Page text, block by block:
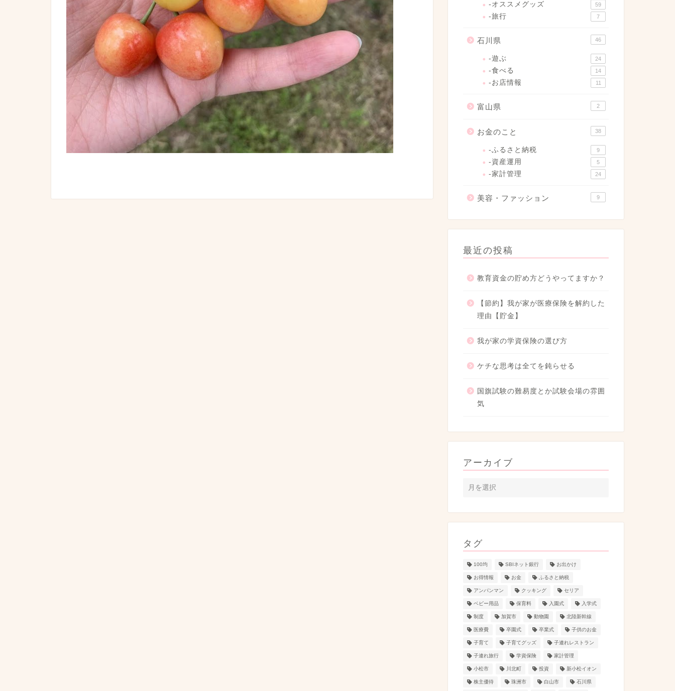
-オススメグッズ 59
-旅行 7
石川県 46
-遊ぶ 24
-食べる 14
-お店情報 11
富山県 2
お金のこと 38
-ふるさと納税 9
-資産運用 5
-家計管理 24
美容・ファッション 9
最近の投稿
教育資金の貯め方どうやってますか？
【節約】我が家が医療保険を解約した
理由【貯金】
我が家の学資保険の選び方
ケチな思考は全てを鈍らせる
国旗試験の難易度とか試験会場の雰囲
気
アーカイブ
タグ
100均 SBIネット銀行 お出かけ
お得情報 お金 ふるさと納税
アンパンマン クッキング セリア
ベビー用品 保育料 入園式 入学式
制度 加賀市 動物園 北陸新幹線
医療費 卒園式 卒業式 子供のお金
子育て 子育てグッズ 子連れレストラン
子連れ旅行 学資保険 家計管理
小松市 川北町 投資 新小松イオン
株主優待 珠洲市 白山市 石川県